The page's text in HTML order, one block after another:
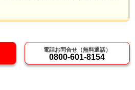
電話お問合せ（無料通話）
0800-601-8154